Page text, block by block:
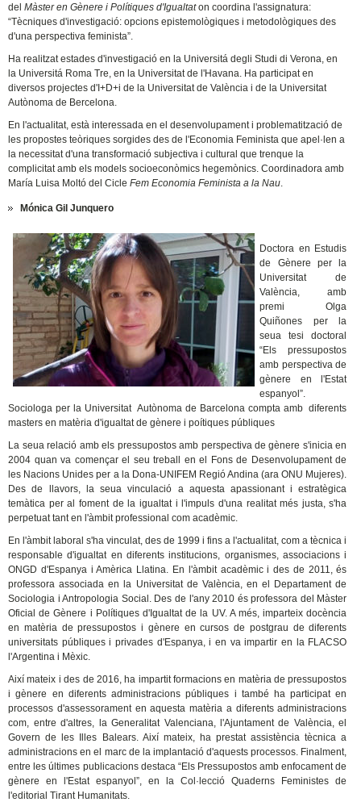
delMàster en Gènere i Polítiques d'Igualtaton coordina l'assignatura:
“Tècniques d'investigació: opcions epistemològiques i metodològiques des
d'una perspectiva feminista”.
Ha realitzat estades d'investigació en la Universitá degli Studi di Verona, en
la Universitá Roma Tre, en la Universitat de l'Havana. Ha participat en
diversos projectes d'I+D+i de la Universitat de València i de la Universitat
Autònoma de Bercelona.
En l'actualitat, està interessada en el desenvolupament i problematització de
les propostes teòriques sorgides des de l'Economia Feminista que apel·len a
la necessitat d'una transformació subjectiva i cultural que trenque la
complicitat amb els models socioeconòmics hegemònics. Coordinadora amb
María Luisa Moltó del CicleFem Economia Feminista a la Nau.
Mónica Gil Junquero
Doctora en Estudis
de Gènere per la
Universitat de
València, amb
premi Olga
Quiñones per la
seua tesi doctoral
“Els pressupostos
amb perspectiva de
gènere en l'Estat
espanyol”.
Sociologa per la Universitat Autònoma de Barcelona compta amb diferents
masters en matèria d'igualtat de gènere i poítiques públiques
La seua relació amb els pressupostos amb perspectiva de gènere s'inicia en
2004 quan va començar el seu treball en el Fons de Desenvolupament de
les Nacions Unides per a la Dona-UNIFEM Regió Andina (ara ONU Mujeres).
Des de llavors, la seua vinculació a aquesta apassionant i estratègica
temàtica per al foment de la igualtat i l'impuls d'una realitat més justa, s'ha
perpetuat tant en l'àmbit professional com acadèmic.
En l'àmbit laboral s'ha vinculat, des de 1999 i fins a l'actualitat, com a tècnica i
responsable d'igualtat en diferents institucions, organismes, associacions i
ONGD d'Espanya i Amèrica Llatina. En l'àmbit acadèmic i des de 2011, és
professora associada en la Universitat de València, en el Departament de
Sociologia i Antropologia Social. Des de l'any 2010 és professora del Màster
Oficial de Gènere i Polítiques d'Igualtat de la UV. A més, imparteix docència
en matèria de pressupostos i gènere en cursos de postgrau de diferents
universitats públiques i privades d'Espanya, i en va impartir en la FLACSO
l'Argentina i Mèxic.
Així mateix i des de 2016, ha impartit formacions en matèria de pressupostos
i gènere en diferents administracions públiques i també ha participat en
processos d'assessorament en aquesta matèria a diferents administracions
com, entre d'altres, la Generalitat Valenciana, l'Ajuntament de València, el
Govern de les Illes Balears. Així mateix, ha prestat assistència tècnica a
administracions en el marc de la implantació d'aquests processos. Finalment,
entre les últimes publicacions destaca “Els Pressupostos amb enfocament de
gènere en l'Estat espanyol”, en la Col·lecció Quaderns Feministes de
l'editorial Tirant Humanitats.